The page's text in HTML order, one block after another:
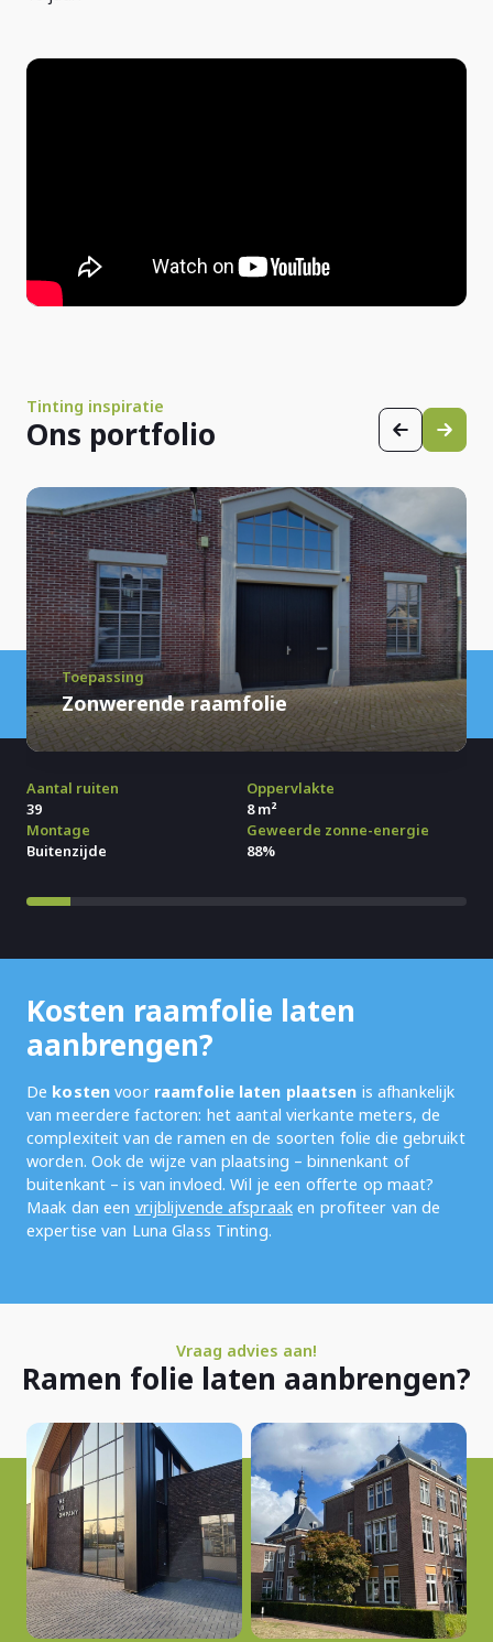
Tinting inspiratie
Ons portfolio
Toepassing
Zonwerende raamfolie
Aantal ruiten
74
Oppervlakte
172 m²
Montage
Buitenzijde
Geweerde zonne-energie
88%
Kosten raamfolie laten
aanbrengen?
De kosten voor raamfolie laten plaatsen is afhankelijk
van meerdere factoren: het aantal vierkante meters, de
complexiteit van de ramen en de soorten folie die gebruikt
worden. Ook de wijze van plaatsing – binnenkant of
buitenkant – is van invloed. Wil je een offerte op maat?
Maak dan een vrijblijvende afspraak en profiteer van de
expertise van Luna Glass Tinting.
Vraag advies aan!
Ramen folie laten aanbrengen?